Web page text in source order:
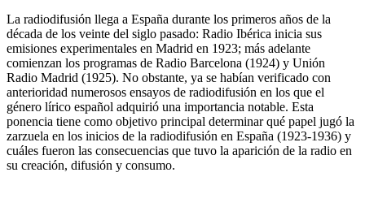
La radiodifusión llega a España durante los primeros años de la
década de los veinte del siglo pasado: Radio Ibérica inicia sus
emisiones experimentales en Madrid en 1923; más adelante
comienzan los programas de Radio Barcelona (1924) y Unión
Radio Madrid (1925). No obstante, ya se habían verificado con
anterioridad numerosos ensayos de radiodifusión en los que el
género lírico español adquirió una importancia notable. Esta
ponencia tiene como objetivo principal determinar qué papel jugó la
zarzuela en los inicios de la radiodifusión en España (1923-1936) y
cuáles fueron las consecuencias que tuvo la aparición de la radio en
su creación, difusión y consumo.